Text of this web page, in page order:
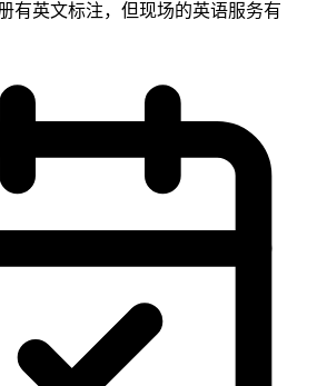
有英文标注，但现场的英语服务有